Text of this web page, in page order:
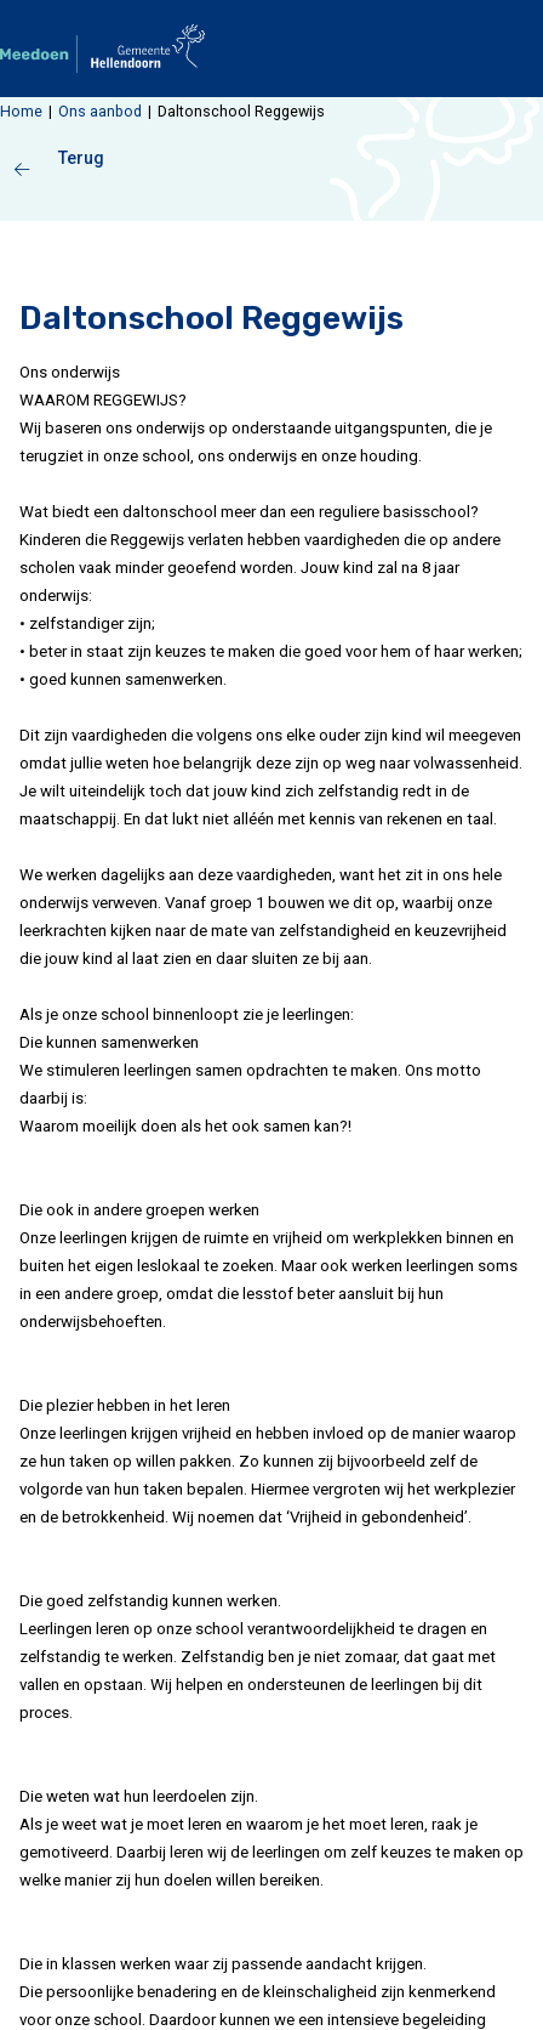
Home Ons aanbod Daltonschool Reggewijs
Terug
Daltonschool Reggewijs
Ons onderwijs
WAAROM REGGEWIJS?
Wij baseren ons onderwijs op onderstaande uitgangspunten, die je
terugziet in onze school, ons onderwijs en onze houding.
Wat biedt een daltonschool meer dan een reguliere basisschool?
Kinderen die Reggewijs verlaten hebben vaardigheden die op andere
scholen vaak minder geoefend worden. Jouw kind zal na 8 jaar
onderwijs:
• zelfstandiger zijn;
• beter in staat zijn keuzes te maken die goed voor hem of haar werken;
• goed kunnen samenwerken.
Dit zijn vaardigheden die volgens ons elke ouder zijn kind wil meegeven
omdat jullie weten hoe belangrijk deze zijn op weg naar volwassenheid.
Je wilt uiteindelijk toch dat jouw kind zich zelfstandig redt in de
maatschappij. En dat lukt niet alléén met kennis van rekenen en taal.
We werken dagelijks aan deze vaardigheden, want het zit in ons hele
onderwijs verweven. Vanaf groep 1 bouwen we dit op, waarbij onze
leerkrachten kijken naar de mate van zelfstandigheid en keuzevrijheid
die jouw kind al laat zien en daar sluiten ze bij aan.
Als je onze school binnenloopt zie je leerlingen:
Die kunnen samenwerken
We stimuleren leerlingen samen opdrachten te maken. Ons motto
daarbij is:
Waarom moeilijk doen als het ook samen kan?!
Die ook in andere groepen werken
Onze leerlingen krijgen de ruimte en vrijheid om werkplekken binnen en
buiten het eigen leslokaal te zoeken. Maar ook werken leerlingen soms
in een andere groep, omdat die lesstof beter aansluit bij hun
onderwijsbehoeften.
Die plezier hebben in het leren
Onze leerlingen krijgen vrijheid en hebben invloed op de manier waarop
ze hun taken op willen pakken. Zo kunnen zij bijvoorbeeld zelf de
volgorde van hun taken bepalen. Hiermee vergroten wij het werkplezier
en de betrokkenheid. Wij noemen dat ‘Vrijheid in gebondenheid’.
Die goed zelfstandig kunnen werken.
Leerlingen leren op onze school verantwoordelijkheid te dragen en
zelfstandig te werken. Zelfstandig ben je niet zomaar, dat gaat met
vallen en opstaan. Wij helpen en ondersteunen de leerlingen bij dit
proces.
Die weten wat hun leerdoelen zijn.
Als je weet wat je moet leren en waarom je het moet leren, raak je
gemotiveerd. Daarbij leren wij de leerlingen om zelf keuzes te maken op
welke manier zij hun doelen willen bereiken.
Die in klassen werken waar zij passende aandacht krijgen.
Die persoonlijke benadering en de kleinschaligheid zijn kenmerkend
voor onze school. Daardoor kunnen we een intensieve begeleiding